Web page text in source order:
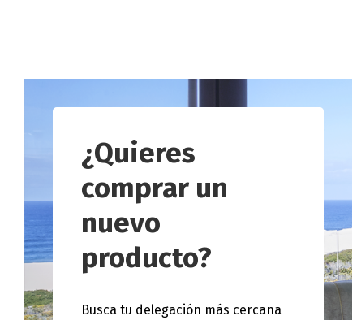
¿Quieres
comprar un
nuevo
producto?
Busca tu delegación más cercana